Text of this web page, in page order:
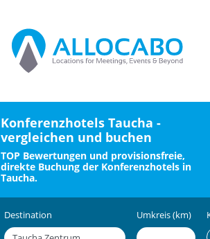
Konferenzhotels Taucha -
vergleichen und buchen
TOP Bewertungen und provisionsfreie,
direkte Buchung der Konferenzhotels in
Taucha.
Destination Umkreis (km)